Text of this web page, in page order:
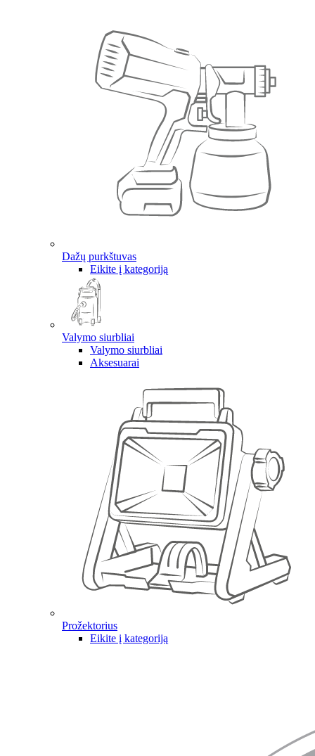
Dažų purkštuvas
Eikite į kategoriją
Valymo siurbliai
Valymo siurbliai
Aksesuarai
Prožektorius
Eikite į kategoriją